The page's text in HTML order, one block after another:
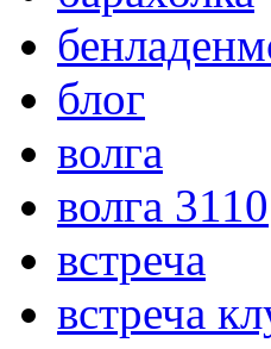
блог
волга
волга 3110
встреча
встреча